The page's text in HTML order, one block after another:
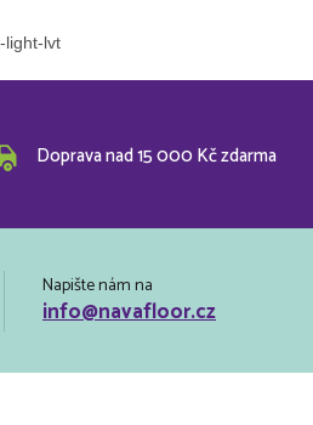
Doprava nad 15 000 Kč zdarma
Napište nám na
info@navafloor.cz